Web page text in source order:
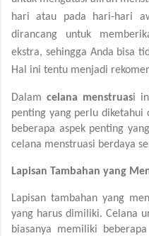
hari atau pada hari-hari
dirancang untuk
ekstra, sehingga Anda bisa
Hal ini tentu menjadi
Dalam celana menstruasi
penting yang perlu
beberapa aspek penting
celana menstruasi berdaya
Lapisan Tambahan yang
Lapisan tambahan yang
yang harus dimiliki. Celana
biasanya memiliki